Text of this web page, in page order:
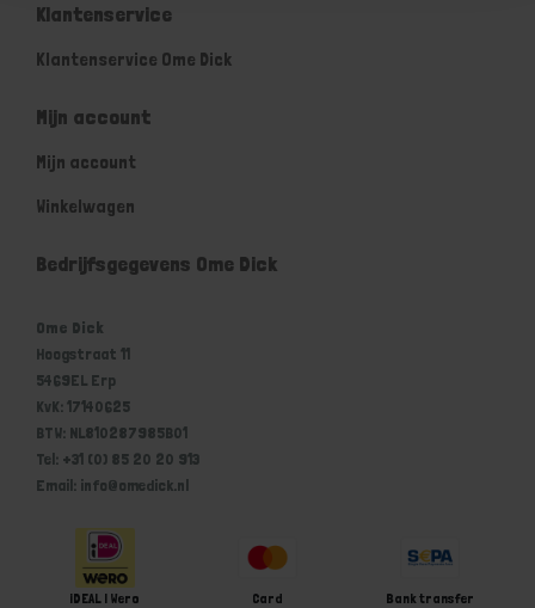
Klantenservice
Klantenservice Ome Dick
Mijn account
Mijn account
Winkelwagen
Bedrijfsgegevens Ome Dick
Ome Dick
Hoogstraat 11
5469EL Erp
KvK: 17140625
BTW: NL810287985B01
Tel: +31 (0) 85 20 20 913
Email: info@omedick.nl
iDEAL | Wero Card Bank transfer